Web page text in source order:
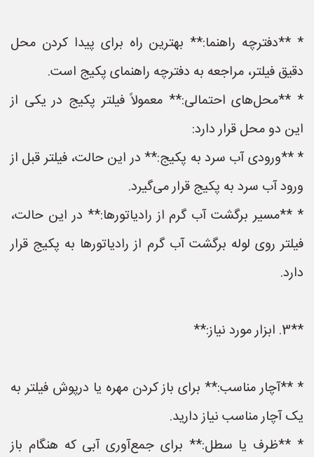
* **دفترچه راهنما:** بهترین راه برای پیدا کردن محل
دقیق فیلتر، مراجعه به دفترچه راهنمای پکیج است.
* **محل‌های احتمالی:** معمولاً فیلتر پکیج در یکی از
این دو محل قرار دارد:
* **ورودی آب سرد به پکیج:** در این حالت، فیلتر قبل از
ورود آب سرد به پکیج قرار می‌گیرد.
* **مسیر برگشت آب گرم از رادیاتورها:** در این حالت،
فیلتر روی لوله برگشت آب گرم از رادیاتورها به پکیج قرار
دارد.
**3. ابزار مورد نیاز:**
* **آچار مناسب:** برای باز کردن مهره یا درپوش فیلتر به
یک آچار مناسب نیاز دارید.
* **ظرف یا سطل:** برای جمع‌آوری آبی که هنگام باز